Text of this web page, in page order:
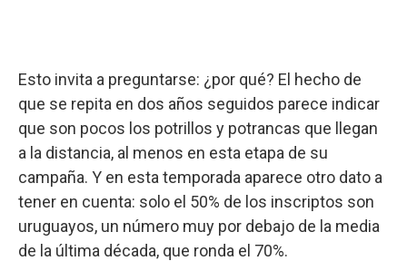
Esto invita a preguntarse: ¿por qué? El hecho de
que se repita en dos años seguidos parece indicar
que son pocos los potrillos y potrancas que llegan
a la distancia, al menos en esta etapa de su
campaña. Y en esta temporada aparece otro dato a
tener en cuenta: solo el 50% de los inscriptos son
uruguayos, un número muy por debajo de la media
de la última década, que ronda el 70%.